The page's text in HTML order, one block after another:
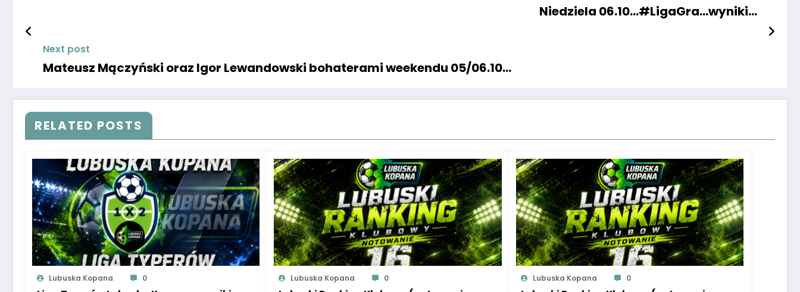
Niedziela 06.10…#LigaGra…wyniki…
Next post
Mateusz Mączyński oraz Igor Lewandowski bohaterami weekendu 05/06.10…
RELATED POSTS
Lubuska Kopana 0 Lubuska Kopana 0 Lubuska Kopana 0